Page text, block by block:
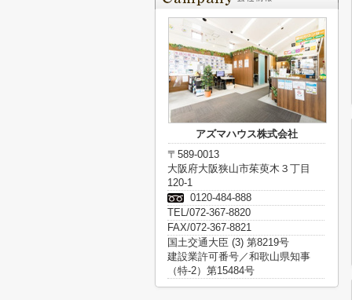
アズマハウス株式会社
〒589-0013
大阪府大阪狭山市茱萸木３丁目
120-1
0120-484-888
TEL/072-367-8820
FAX/072-367-8821
国土交通大臣 (3) 第8219号
建設業許可番号／和歌山県知事
（特-2）第15484号